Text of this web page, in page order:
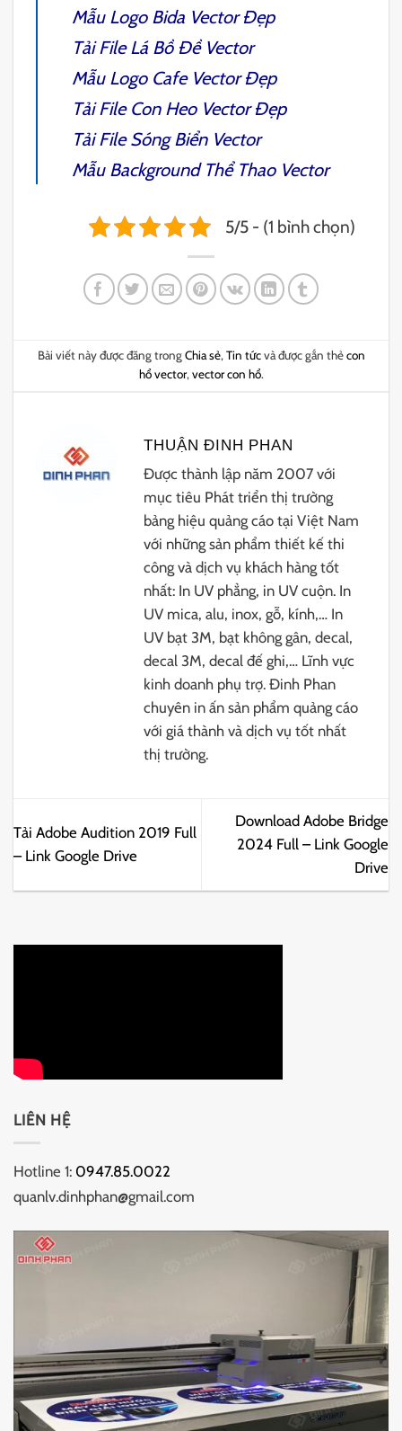
Mẫu Logo Bida VectorĐẹp
Tải FileLá Bồ Đề Vector
Mẫu Logo Cafe VectorĐẹp
Tải File Con Heo VectorĐẹp
Tải FileSóng Biển Vector
Mẫu Background Thể Thao Vector
5/5 - (1 bình chọn)
Bài viết này được đăng trongChia sẻ,Tin tứcvà được gắn thẻcon
hổ vector,vector con hổ.
THUẬN ĐINH PHAN
Được thành lập năm 2007 với
mục tiêu Phát triển thị trường
bảng hiệu quảng cáo tại Việt Nam
với những sản phẩm thiết kế thi
công và dịch vụ khách hàng tốt
nhất: In UV phẳng, in UV cuộn. In
UV mica, alu, inox, gỗ, kính,… In
UV bạt 3M, bạt không gân, decal,
decal 3M, decal đế ghi,… Lĩnh vực
kinh doanh phụ trợ. Đinh Phan
chuyên in ấn sản phẩm quảng cáo
với giá thành và dịch vụ tốt nhất
thị trường.
Tải Adobe Audition 2019 Full
– Link Google Drive
Download Adobe Bridge
2024 Full – Link Google
Drive
LIÊN HỆ
Hotline 1: 0947.85.0022
quanlv.dinhphan@gmail.com